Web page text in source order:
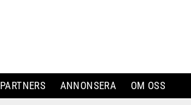
PARTNERS ANNONSERA OM OSS